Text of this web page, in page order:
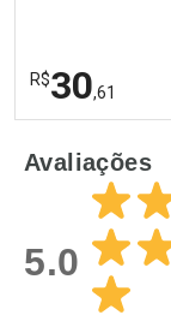
R$30,61
Laboratório
Por Menos
Avaliações
5.0